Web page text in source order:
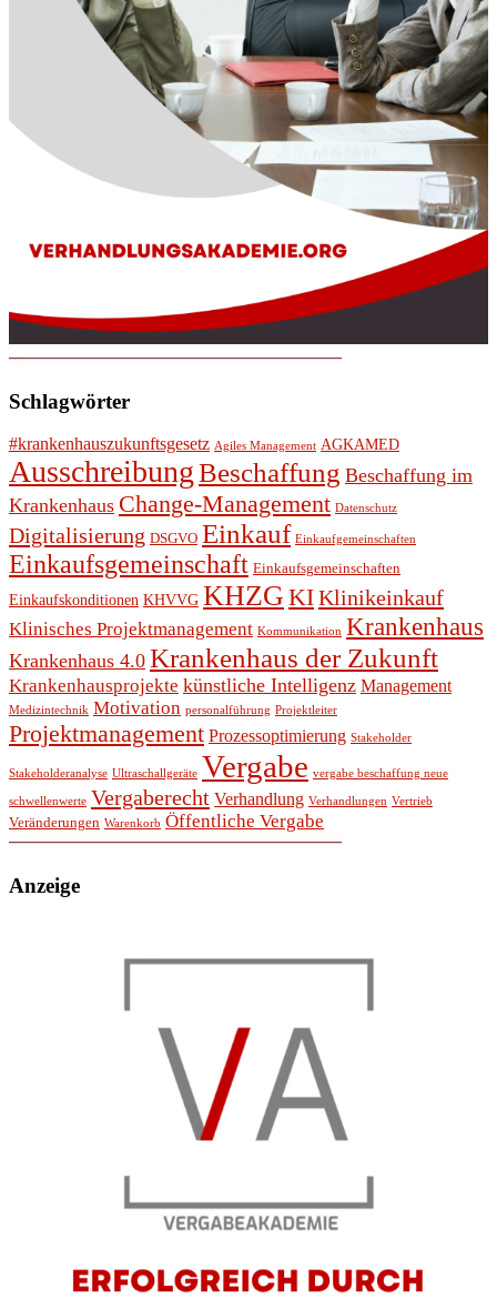
Schlagwörter
#krankenhauszukunftsgesetz Agiles Management AGKAMED
AusschreibungBeschaffung Beschaffung im
Krankenhaus Change-Management Datenschutz
Digitalisierung DSGVO Einkauf Einkaufgemeinschaften
Einkaufsgemeinschaft Einkaufsgemeinschaften
Einkaufskonditionen KHVVG KHZG KIKlinikeinkauf
Klinisches Projektmanagement Kommunikation Krankenhaus
Krankenhaus 4.0 Krankenhaus der Zukunft
Krankenhausprojekte künstliche Intelligenz Management
Medizintechnik Motivation personalführung Projektleiter
Projektmanagement Prozessoptimierung Stakeholder
Stakeholderanalyse Ultraschallgeräte Vergabe vergabe beschaffung neue
schwellenwerte Vergaberecht Verhandlung Verhandlungen Vertrieb
Veränderungen Warenkorb Öffentliche Vergabe
Anzeige